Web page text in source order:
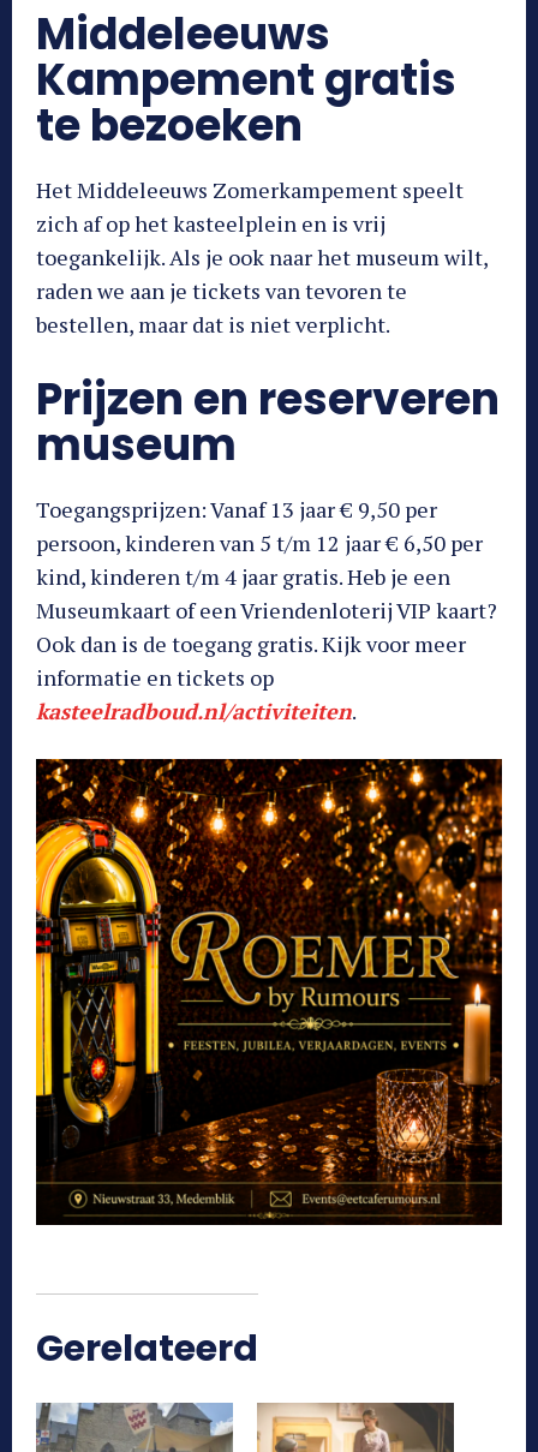
Middeleeuws
Kampement gratis
te bezoeken
Het Middeleeuws Zomerkampement speelt
zich af op het kasteelplein en is vrij
toegankelijk. Als je ook naar het museum wilt,
raden we aan je tickets van tevoren te
bestellen, maar dat is niet verplicht.
Prijzen en reserveren
museum
Toegangsprijzen: Vanaf 13 jaar € 9,50 per
persoon, kinderen van 5 t/m 12 jaar € 6,50 per
kind, kinderen t/m 4 jaar gratis. Heb je een
Museumkaart of een Vriendenloterij VIP kaart?
Ook dan is de toegang gratis. Kijk voor meer
informatie en tickets op
kasteelradboud.nl/activiteiten.
Gerelateerd